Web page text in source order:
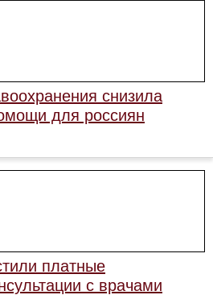
снизила
для россиян
платные
с врачами